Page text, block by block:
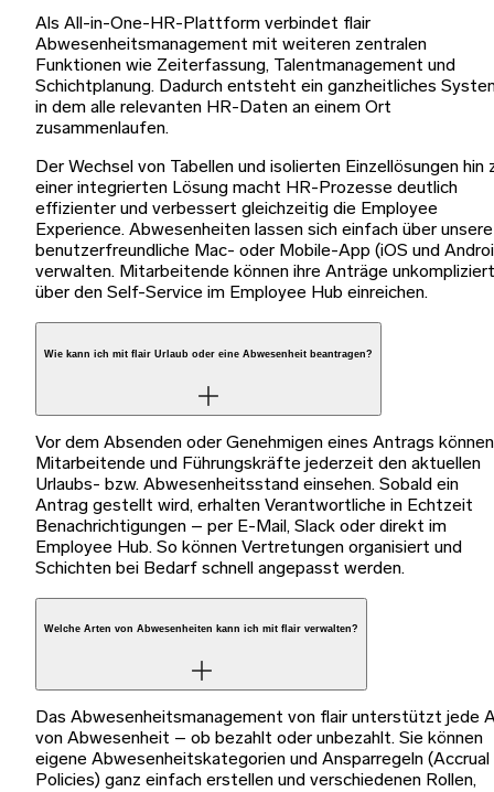
Als All-in-One-HR-Plattform verbindet flair
Abwesenheitsmanagement mit weiteren zentralen
Funktionen wie Zeiterfassung, Talentmanagement und
Schichtplanung. Dadurch entsteht ein ganzheitliches
in dem alle relevanten HR-Daten an einem Ort
zusammenlaufen.
Der Wechsel von Tabellen und isolierten Einzellösungen hin
einer integrierten Lösung macht HR-Prozesse deutlich
effizienter und verbessert gleichzeitig die Employee
Experience. Abwesenheiten lassen sich einfach über unsere
benutzerfreundliche Mac- oder Mobile-App (iOS und
verwalten. Mitarbeitende können ihre Anträge unkompliziert
über den Self-Service im Employee Hub einreichen.
Wie kann ich mit flair Urlaub oder eine Abwesenheit beantragen?
Vor dem Absenden oder Genehmigen eines Antrags können
Mitarbeitende und Führungskräfte jederzeit den aktuellen
Urlaubs- bzw. Abwesenheitsstand einsehen. Sobald ein
Antrag gestellt wird, erhalten Verantwortliche in Echtzeit
Benachrichtigungen – per E-Mail, Slack oder direkt im
Employee Hub. So können Vertretungen organisiert und
Schichten bei Bedarf schnell angepasst werden.
Welche Arten von Abwesenheiten kann ich mit flair verwalten?
Das Abwesenheitsmanagement von flair unterstützt jede
von Abwesenheit – ob bezahlt oder unbezahlt. Sie können
eigene Abwesenheitskategorien und Ansparregeln (Accrual
Policies) ganz einfach erstellen und verschiedenen Rollen,